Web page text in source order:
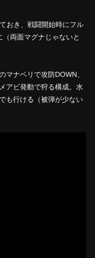
おき、戦闘開始時にフル
両面マグナじゃないと
ナベリで攻防DOWN、
アビ発動で狩る構成。水
も行ける（被弾が少ない